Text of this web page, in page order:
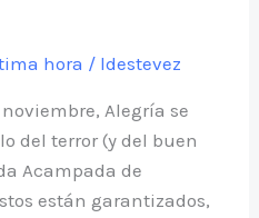
hora / ldestevez
Alegría se
del terror (y del buen
Acampada de
están garantizados,